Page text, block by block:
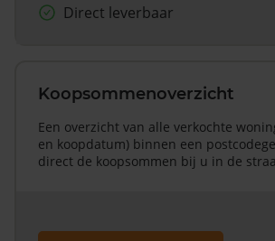
Direct leverbaar
Koopsommenoverzicht
Een overzicht van alle verkochte
en koopdatum) binnen een
direct de koopsommen bij u in de